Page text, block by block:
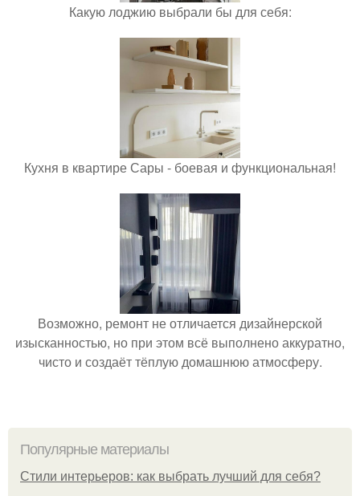
Какую лоджию выбрали бы для себя:
Кухня в квартире Сары - боевая и функциональная!
Возможно, ремонт не отличается дизайнерской
изысканностью, но при этом всё выполнено аккуратно,
чисто и создаёт тёплую домашнюю атмосферу.
Популярные материалы
Стили интерьеров: как выбрать лучший для себя?